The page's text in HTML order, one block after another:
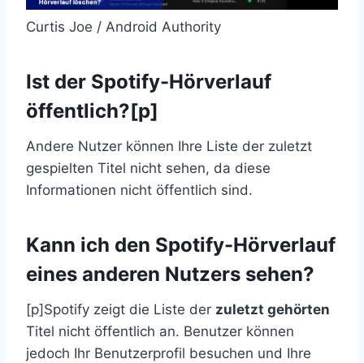
Curtis Joe / Android Authority
Ist der Spotify-Hörverlauf
öffentlich?[p]
Andere Nutzer können Ihre Liste der zuletzt
gespielten Titel nicht sehen, da diese
Informationen nicht öffentlich sind.
Kann ich den Spotify-Hörverlauf
eines anderen Nutzers sehen?
[p]Spotify zeigt die Liste der zuletzt gehörten
Titel nicht öffentlich an. Benutzer können
jedoch Ihr Benutzerprofil besuchen und Ihre